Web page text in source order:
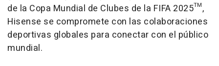
de la Copa Mundial de Clubes de la FIFA 2025™,
Hisense se compromete con las colaboraciones
deportivas globales para conectar con el público
mundial.